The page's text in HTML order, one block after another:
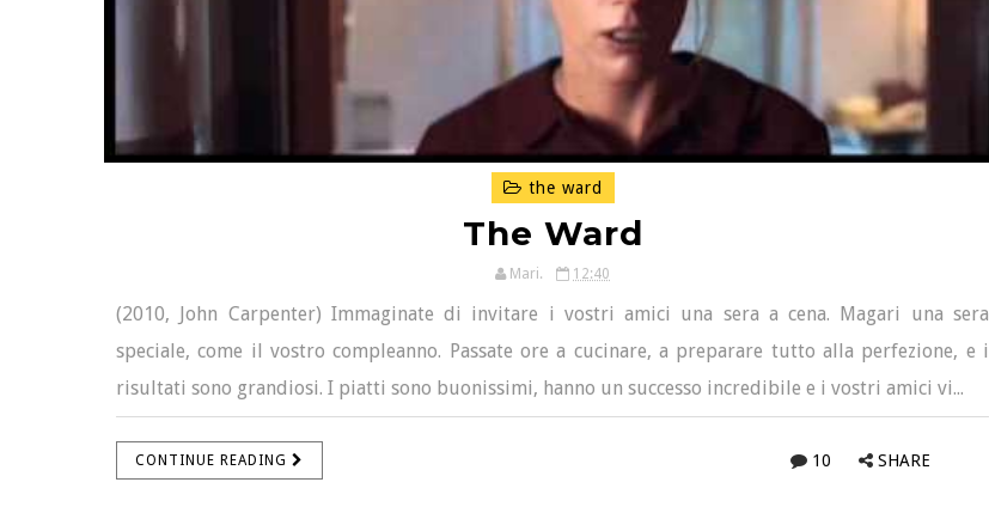
the ward
The Ward
Mari. 12:40
(2010, John Carpenter) Immaginate di invitare i vostri amici una sera a cena. Magari una sera
speciale, come il vostro compleanno. Passate ore a cucinare, a preparare tutto alla perfezione, e i
risultati sono grandiosi. I piatti sono buonissimi, hanno un successo incredibile e i vostri amici vi...
CONTINUE READING 10 SHARE